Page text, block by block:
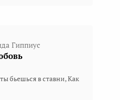
Гиппиус
бьешься в ставни, Как